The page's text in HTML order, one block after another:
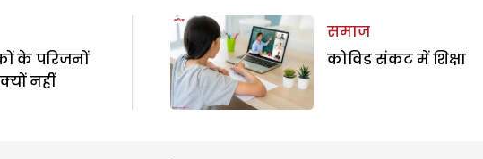
के परिजनों
नहीं
समाज
कोविड संकट में शिक्षा